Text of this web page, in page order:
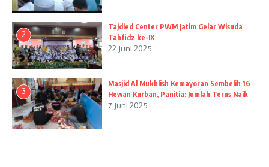
2
Tajdied Center PWM Jatim Gelar Wisuda
Tahfidz ke-IX
22 Juni 2025
3
Masjid Al Mukhlish Kemayoran Sembelih 16
Hewan Kurban, Panitia: Jumlah Terus Naik
7 Juni 2025